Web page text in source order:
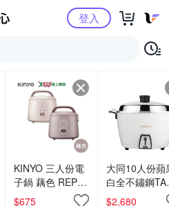
Yahoo購物中心登入
KINYO 三人份電
子鍋 藕色 REP-
03【愛買】
$675
大同10人份蘋
白全不鏽鋼
10L-MCS同款
$2,680